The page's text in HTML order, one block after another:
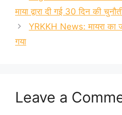
माया द्वारा दी गई 30 दिन की
YRKKH News: मायरा का
गया
Leave a